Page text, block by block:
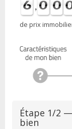
de prix
Étape 1/2
bien